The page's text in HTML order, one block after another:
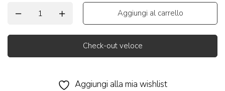
Aggiungi al carrello
Check-out veloce
Aggiungi alla mia wishlist